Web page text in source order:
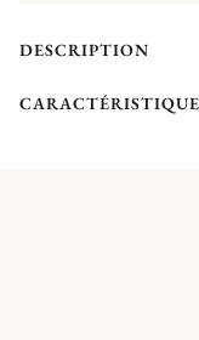
DESCRIPTION